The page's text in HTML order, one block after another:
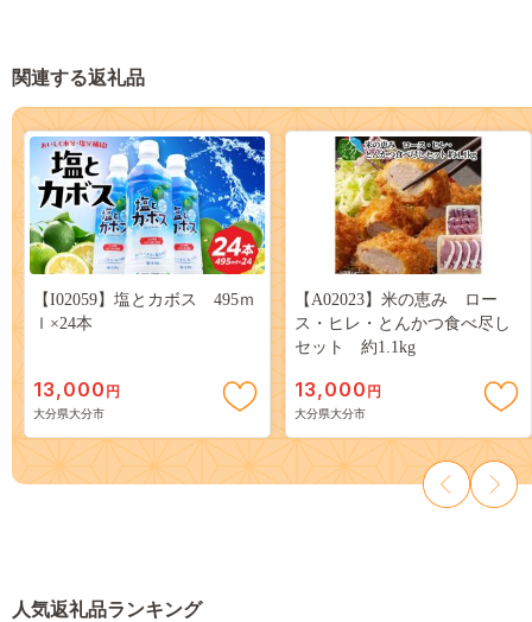
関連する返礼品
【I02059】塩とカボス 495ｍ
ｌ×24本
13,000 円
大分県大分市
【A02023】米の恵み ロー
ス・ヒレ・とんかつ食べ尽し
セット 約1.1kg
13,000 円
大分県大分市
人気返礼品ランキング